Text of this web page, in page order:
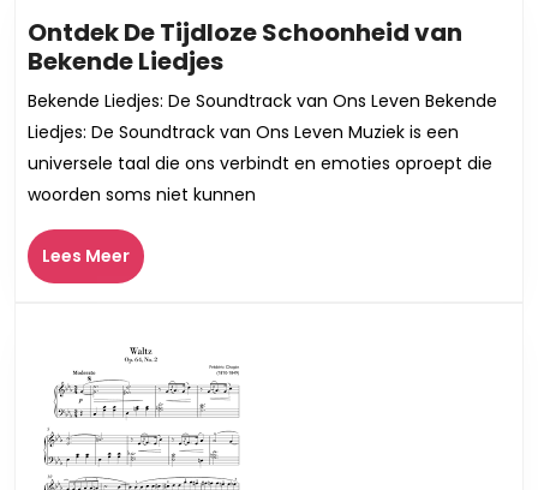
Ontdek De Tijdloze Schoonheid van
Bekende LiedjesOntdek
De
Tijdloze
Schoonheid
van
Bekende
Bekende Liedjes: De Soundtrack van Ons Leven Bekende
Liedjes: De Soundtrack van Ons Leven Muziek is een
universele taal die ons verbindt en emoties oproept die
woorden soms niet kunnen
Lees MeerLees
Meer